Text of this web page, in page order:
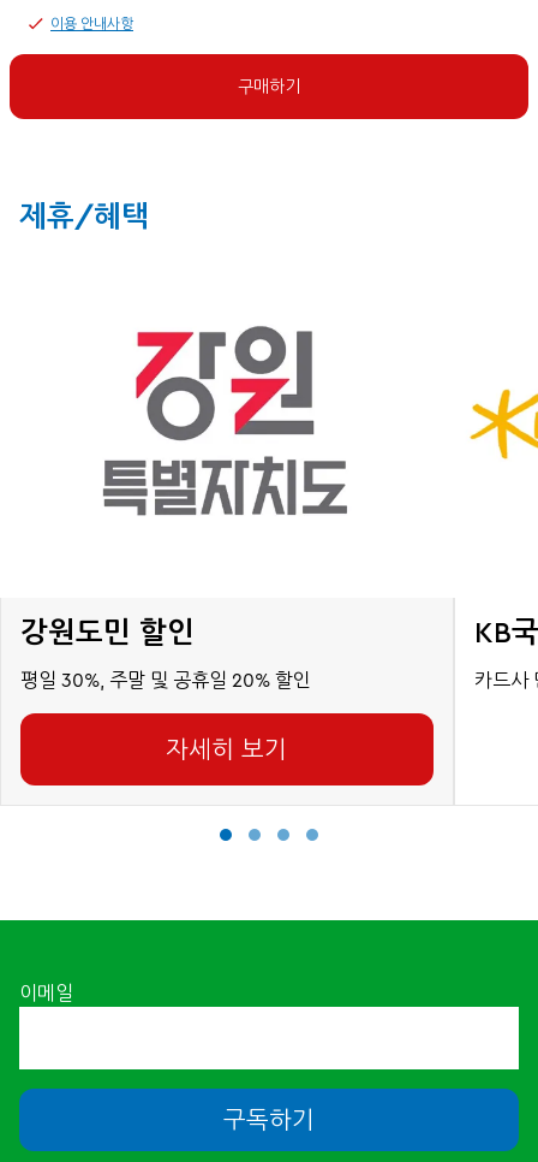
이용 안내사항
구매하기
제휴/혜택
강원도민 할인
평일 30%, 주말 및 공휴일 20% 할인
자세히 보기
KB
카드사
이메일
구독하기